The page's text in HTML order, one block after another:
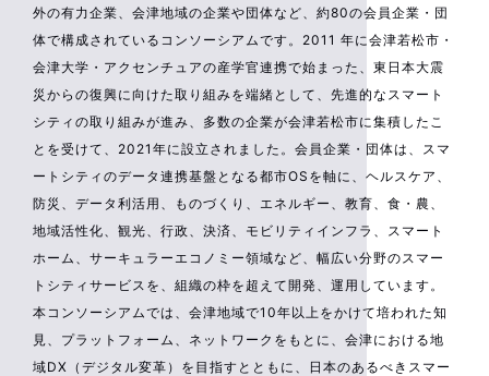
外の有力企業、会津地域の企業や団体など、約80の会員企業・団
体で構成されているコンソーシアムです。2011 年に会津若松市・
会津大学・アクセンチュアの産学官連携で始まった、東日本大震
災からの復興に向けた取り組みを端緒として、先進的なスマート
シティの取り組みが進み、多数の企業が会津若松市に集積したこ
とを受けて、2021年に設立されました。会員企業・団体は、スマ
ートシティのデータ連携基盤となる都市OSを軸に、ヘルスケア、
防災、データ利活用、ものづくり、エネルギー、教育、食・農、
地域活性化、観光、行政、決済、モビリティインフラ、スマート
ホーム、サーキュラーエコノミー領域など、幅広い分野のスマー
トシティサービスを、組織の枠を超えて開発、運用しています。
本コンソーシアムでは、会津地域で10年以上をかけて培われた知
見、プラットフォーム、ネットワークをもとに、会津における地
域DX（デジタル変革）を目指すとともに、日本のあるべきスマー